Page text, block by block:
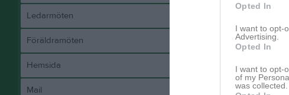
Opted In
I want to opt-
Advertising.
Opted In
I want to opt-
of my
was collected.
Ledarmöten
Föräldramöten
Hemsida
Mail